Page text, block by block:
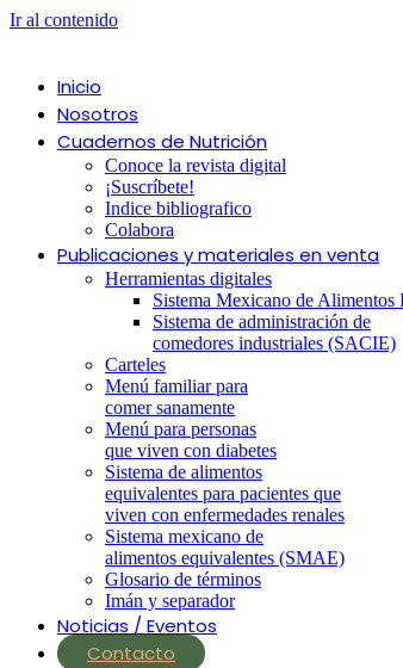
Ir al contenido
Inicio
Nosotros
Cuadernos de Nutrición
Conoce la revista digital
¡Suscríbete!
Indice bibliografico
Colabora
Publicaciones y materiales en venta
Herramientas digitales
Sistema Mexicano de
Sistema de administración de
comedores industriales (SACIE)
Carteles
Menú familiar para
comer sanamente
Menú para personas
que viven con diabetes
Sistema de alimentos
equivalentes para pacientes que
viven con enfermedades renales
Sistema mexicano de
alimentos equivalentes (SMAE)
Glosario de términos
Imán y separador
Noticias / Eventos
Contacto